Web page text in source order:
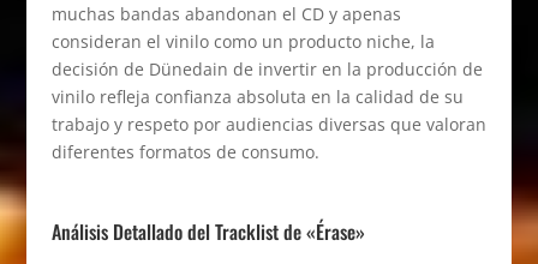
muchas bandas abandonan el CD y apenas
consideran el vinilo como un producto niche, la
decisión de Dünedain de invertir en la producción de
vinilo refleja confianza absoluta en la calidad de su
trabajo y respeto por audiencias diversas que valoran
diferentes formatos de consumo.
Análisis Detallado del Tracklist de «Érase»